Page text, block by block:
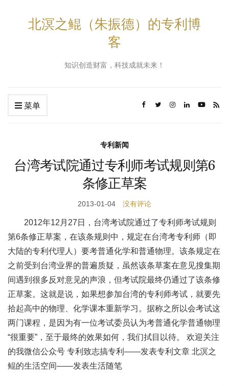
北溟之鲲（朱振德）的专利博
客
知识创造财富，科技成就未来！
菜单
专利新闻
台湾考试院通过专利师考试规则第6
条修正草案
2013-01-04 没有评论
2012年12月27日，台湾考试院通过了专利师考试规则
第6条修正草案，在该条规则中，规定在台湾考专利师（即
大陆的专利代理人）要考普通化学和普通物理。该条规定在
之前受到台湾业界的普遍质疑，虽然该条草案在意见搜集期
间遇到很多反对意见的声浪，但考试院最终仍通过了该条修
正草案。这就是说，如果想参加台湾的专利师考试，就要先
拾起高中的物理、化学课本重新学习。据称之所以会考试这
两门课程，是因为有一位考试委员认为考普通化学普通物理
“很重要”，至于最终的效果如何，我们拭目以待。 欢迎关注
的我微信公众号 专利致志搞专利——发表专利文章 北溟之
鲲的生活空间——发表生活随笔